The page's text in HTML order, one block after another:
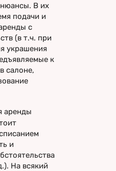
В их
подачи и
с
(в т.ч. при
украшения
к
салоне,
аренды
и
На всякий